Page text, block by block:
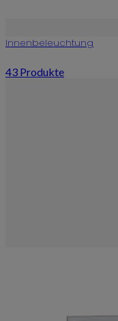
Innenbeleuchtung
43 Produkte